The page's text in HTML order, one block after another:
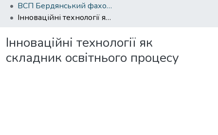
ВСП Бердянський фаховий коледж ТДАТУ
Інноваційні технології як складник освітнього процесу
Інноваційні технології як
складник освітнього процесу